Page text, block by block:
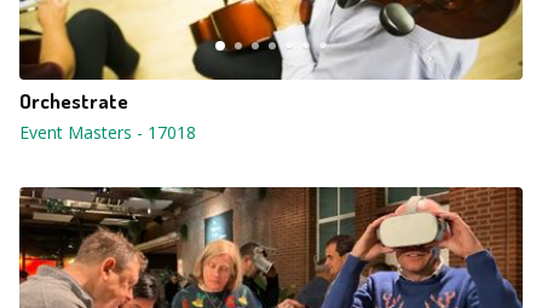
Orchestrate
Event Masters - 17018